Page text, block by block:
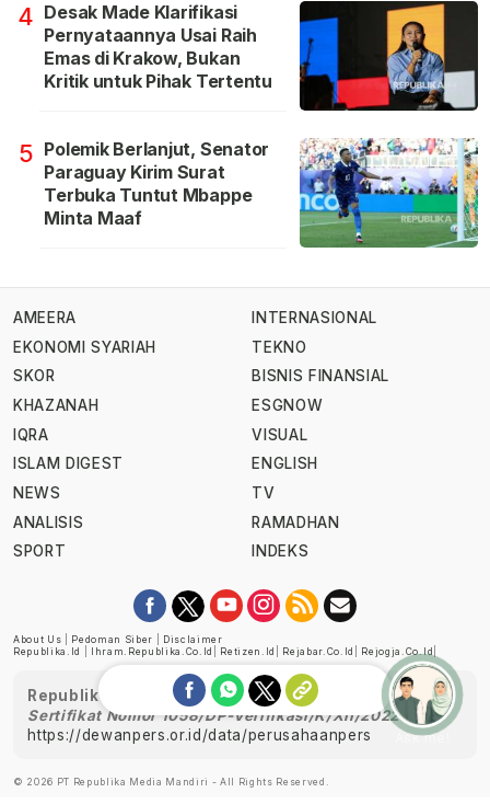
4 Desak Made Klarifikasi
Pernyataannya Usai Raih
Emas di Krakow, Bukan
Kritik untuk Pihak Tertentu
5 Polemik Berlanjut, Senator
Paraguay Kirim Surat
Terbuka Tuntut Mbappe
Minta Maaf
AMEERA
EKONOMI SYARIAH
SKOR
KHAZANAH
IQRA
ISLAM DIGEST
NEWS
ANALISIS
SPORT
INTERNASIONAL
TEKNO
BISNIS FINANSIAL
ESGNOW
VISUAL
ENGLISH
TV
RAMADHAN
INDEKS
About Us Pedoman Siber
Disclaimer
Republika.id
Ihram.republika.co.id Retizen.id Rejabar.co.id Rejogja.co.id
Republika telah diverifikasi oleh Dewan Pers
Sertifikat Nomor 1058/DP-Verifikasi/K/XII/2022
https://dewanpers.or.id/data/perusahaanpers
© 2026 PT Republika Media Mandiri - All Rights Reserved.
Ask me!